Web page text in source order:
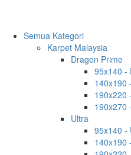
Semua Kategori
Karpet Malaysia
Dragon Prime
95x140 -
140x190
190x220
190x270
Ultra
95x140 -
140x190